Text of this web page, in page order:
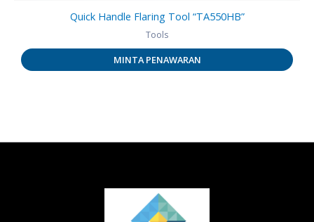
Quick Handle Flaring Tool “TA550HB”
Tools
MINTA PENAWARAN